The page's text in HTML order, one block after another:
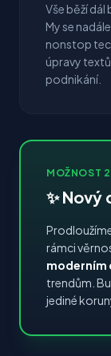
Vše běží dál
My se
nonstop
úpravy
podnikání.
MOŽNOST 2
✨
rámci
moderním
trendům.
jediné